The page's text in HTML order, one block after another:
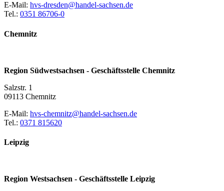
E-Mail: hvs-dresden@handel-sachsen.de
Tel.: 0351 86706-0
Chemnitz
Region Südwestsachsen - Geschäftsstelle Chemnitz
Salzstr. 1
09113 Chemnitz
E-Mail: hvs-chemnitz@handel-sachsen.de
Tel.: 0371 815620
Leipzig
Region Westsachsen - Geschäftsstelle Leipzig